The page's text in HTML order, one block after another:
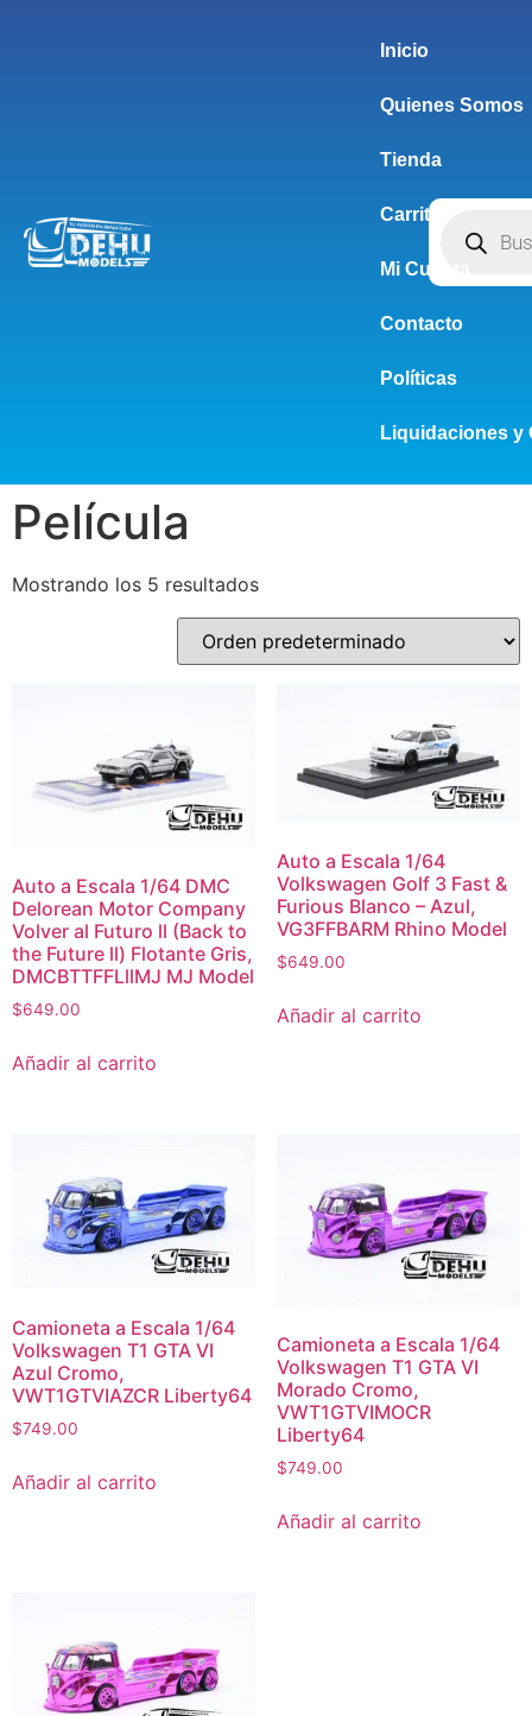
Inicio
Quienes Somos
Tienda
Carrito
Mi Cuenta
Contacto
Políticas
Liquidaciones y
Película
Mostrando los 5 resultados
Auto a Escala 1/64 DMC
Delorean Motor Company
Volver al Futuro ll (Back to
the Future ll) Flotante Gris,
DMCBTTFFLllMJ MJ Model
$649.00
Añadir al carrito
Auto a Escala 1/64
Volkswagen Golf 3 Fast &
Furious Blanco – Azul,
VG3FFBARM Rhino Model
$649.00
Añadir al carrito
Camioneta a Escala 1/64
Volkswagen T1 GTA VI
Azul Cromo,
VWT1GTVIAZCR Liberty64
$749.00
Añadir al carrito
Camioneta a Escala 1/64
Volkswagen T1 GTA VI
Morado Cromo,
VWT1GTVIMOCR
Liberty64
$749.00
Añadir al carrito